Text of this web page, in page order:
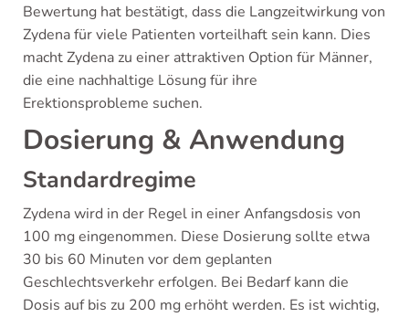
Bewertung hat bestätigt, dass die Langzeitwirkung von
Zydena für viele Patienten vorteilhaft sein kann. Dies
macht Zydena zu einer attraktiven Option für Männer,
die eine nachhaltige Lösung für ihre
Erektionsprobleme suchen.
Dosierung & Anwendung
Standardregime
Zydena wird in der Regel in einer Anfangsdosis von
100 mg eingenommen. Diese Dosierung sollte etwa
30 bis 60 Minuten vor dem geplanten
Geschlechtsverkehr erfolgen. Bei Bedarf kann die
Dosis auf bis zu 200 mg erhöht werden. Es ist wichtig,